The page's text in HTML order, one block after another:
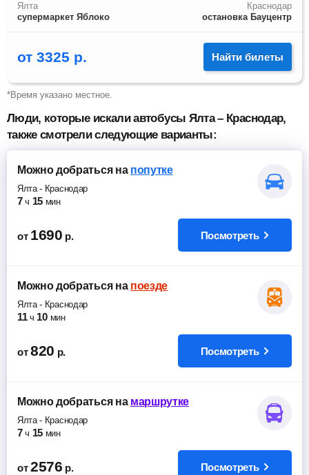
Ялта
супермаркет Яблоко
Краснодар
остановка Бауцентр
от 3325 р. Найти билеты
*Время указано местное.
Люди, которые искали автобусы Ялта – Краснодар,
также смотрели следующие варианты:
Можно добратьсяна попутке
Ялта- Краснодар
7 ч 15 мин
от 1690 р. Посмотреть
Можно добратьсяна поезде
Ялта- Краснодар
11 ч 10 мин
от 820 р. Посмотреть
Можно добратьсяна маршрутке
Ялта- Краснодар
7 ч 15 мин
от 2576 р. Посмотреть